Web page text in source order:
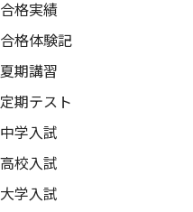
合格実績
合格体験記
夏期講習
定期テスト
中学入試
高校入試
大学入試